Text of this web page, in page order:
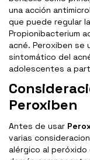
una acción
que puede regular
Propionibacterium
acné. Peroxiben se
sintomático del
adolescentes a
Peroxiben
Antes de usar
varias
alérgico al peróxido